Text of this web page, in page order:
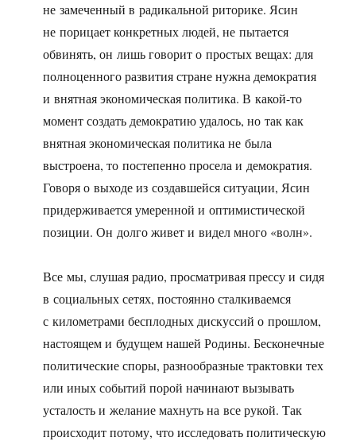
не замеченный в радикальной риторике. Ясин
не порицает конкретных людей, не пытается
обвинять, он лишь говорит о простых вещах: для
полноценного развития стране нужна демократия
и внятная экономическая политика. В какой-то
момент создать демократию удалось, но так как
внятная экономическая политика не была
выстроена, то постепенно просела и демократия.
Говоря о выходе из создавшейся ситуации, Ясин
придерживается умеренной и оптимистической
позиции. Он долго живет и видел много «волн».
Все мы, слушая радио, просматривая прессу и сидя
в социальных сетях, постоянно сталкиваемся
с километрами бесплодных дискуссий о прошлом,
настоящем и будущем нашей Родины. Бесконечные
политические споры, разнообразные трактовки тех
или иных событий порой начинают вызывать
усталость и желание махнуть на все рукой. Так
происходит потому, что исследовать политическую